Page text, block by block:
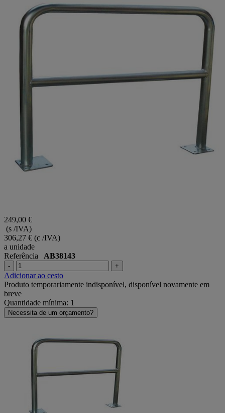
249,00 €
(s /IVA)
306,27 € (c /IVA)
a unidade
Referência AB38143
- +
Adicionar ao cesto
Produto temporariamente indisponível, disponível novamente em
breve
Quantidade mínima: 1
Necessita de um orçamento?